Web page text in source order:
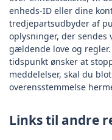
enheds-ID eller dine
tredjepartsudbyder af
oplysninger, der sendes
gældende love og
tidspunkt ønsker at
meddelelser, skal du
overensstemmelse
Links til andre